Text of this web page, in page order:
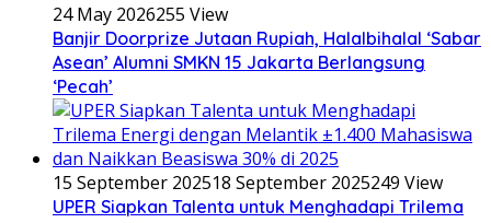
24 May 2026255 View
Banjir Doorprize Jutaan Rupiah, Halalbihalal ‘Sabar
Asean’ Alumni SMKN 15 Jakarta Berlangsung
‘Pecah’
15 September 202518 September 2025249 View
UPER Siapkan Talenta untuk Menghadapi Trilema